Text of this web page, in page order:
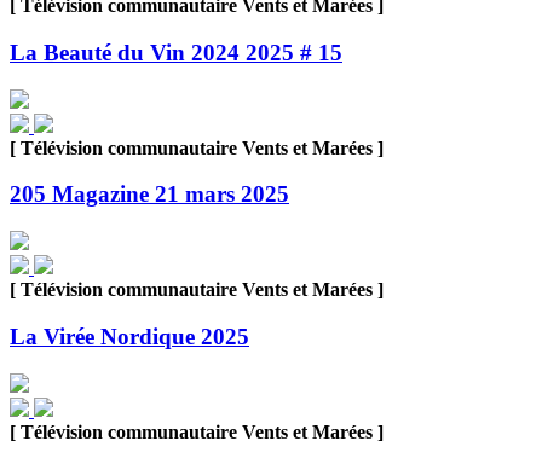
[ Télévision communautaire Vents et Marées ]
La Beauté du Vin 2024 2025 # 15
[ Télévision communautaire Vents et Marées ]
205 Magazine 21 mars 2025
[ Télévision communautaire Vents et Marées ]
La Virée Nordique 2025
[ Télévision communautaire Vents et Marées ]